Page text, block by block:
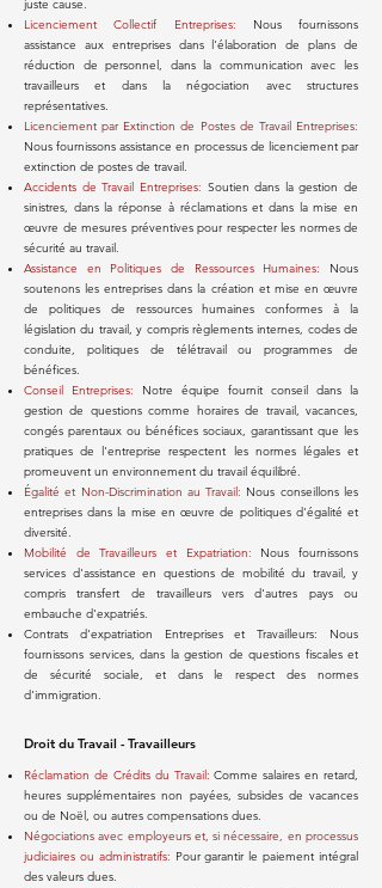
juste cause.
Licenciement Collectif Entreprises: Nous fournissons
assistance aux entreprises dans l'élaboration de plans de
réduction de personnel, dans la communication avec les
travailleurs et dans la négociation avec structures
représentatives.
Licenciement par Extinction de Postes de Travail Entreprises:
Nous fournissons assistance en processus de licenciement par
extinction de postes de travail.
Accidents de Travail Entreprises: Soutien dans la gestion de
sinistres, dans la réponse à réclamations et dans la mise en
œuvre de mesures préventives pour respecter les normes de
sécurité au travail.
Assistance en Politiques de Ressources Humaines: Nous
soutenons les entreprises dans la création et mise en œuvre
de politiques de ressources humaines conformes à la
législation du travail, y compris règlements internes, codes de
conduite, politiques de télétravail ou programmes de
bénéfices.
Conseil Entreprises: Notre équipe fournit conseil dans la
gestion de questions comme horaires de travail, vacances,
congés parentaux ou bénéfices sociaux, garantissant que les
pratiques de l'entreprise respectent les normes légales et
promeuvent un environnement du travail équilibré.
Égalité et Non-Discrimination au Travail: Nous conseillons les
entreprises dans la mise en œuvre de politiques d'égalité et
diversité.
Mobilité de Travailleurs et Expatriation: Nous fournissons
services d'assistance en questions de mobilité du travail, y
compris transfert de travailleurs vers d'autres pays ou
embauche d'expatriés.
Contrats d'expatriation Entreprises et Travailleurs: Nous
fournissons services, dans la gestion de questions fiscales et
de sécurité sociale, et dans le respect des normes
d'immigration.
Droit du Travail - Travailleurs
Réclamation de Crédits du Travail:Comme salaires en retard,
heures supplémentaires non payées, subsides de vacances
ou de Noël, ou autres compensations dues.
Négociations avec employeurs et, si nécessaire, en processus
judiciaires ou administratifs: Pour garantir le paiement intégral
des valeurs dues.